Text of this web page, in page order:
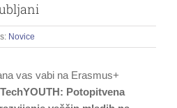
Novice
vas vabi na Erasmus+
Potopitvena